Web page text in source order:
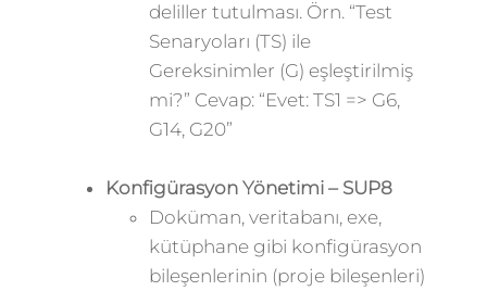
deliller tutulması. Örn. “Test
Senaryoları (TS) ile
Gereksinimler (G) eşleştirilmiş
mi?” Cevap: “Evet: TS1 => G6,
G14, G20”
Konfigürasyon Yönetimi – SUP8
Doküman, veritabanı, exe,
kütüphane gibi konfigürasyon
bileşenlerinin (proje bileşenleri)